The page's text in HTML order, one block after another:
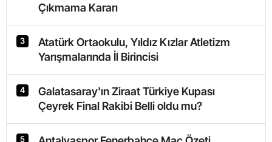
Çıkmama Kararı
3
Atatürk Ortaokulu, Yıldız Kızlar Atletizm
Yarışmalarında İl Birincisi
4
Galatasaray'ın Ziraat Türkiye Kupası
Çeyrek Final Rakibi Belli oldu mu?
5